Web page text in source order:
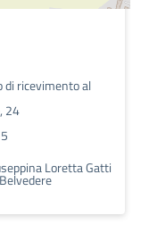
di ricevimento al
24
Loretta Gatti